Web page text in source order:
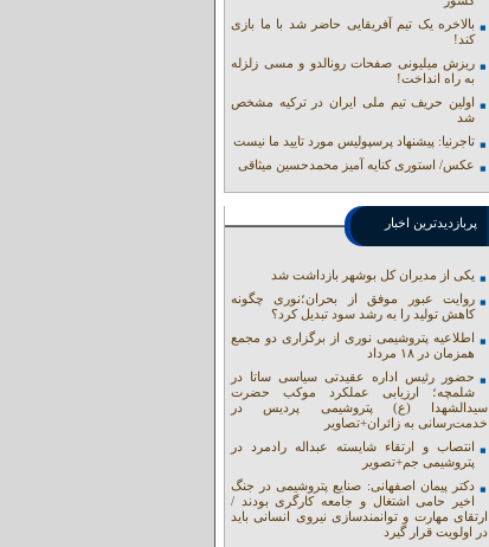
بالاخره یک تیم آفریقایی حاضر شد با ما بازی
کند!
ریزش میلیونی صفحات رونالدو و مسی زلزله
به راه انداخت!
اولین حریف تیم ملی ایران در ترکیه مشخص
شد
تاجرنیا: پیشنهاد پرسپولیس مورد تایید ما نیست
عکس/ استوری کنایه آمیز محمدحسین میثاقی
پربازدیدترین اخبار
یکی از مدیران کل بوشهر بازداشت شد
روایت عبور موفق از بحران؛نوری چگونه
کاهش تولید را به رشد سود تبدیل کرد؟
اطلاعیه پتروشیمی نوری از برگزاری دو مجمع
همزمان در ۱۸ مرداد
حضور رئیس اداره عقیدتی سیاسی ساتا در
شلمچه؛ ارزیابی عملکرد موکب حضرت
سیدالشهدا (ع) پتروشیمی پردیس در
خدمت‌رسانی به زائران+تصاویر
انتصاب و ارتقاء شایسته عبداله رادمرد در
پتروشیمی جم+تصویر
دکتر پیمان اصفهانی: صنایع پتروشیمی در جنگ
اخیر حامی اشتغال و جامعه کارگری بودند /
ارتقای مهارت و توانمندسازی نیروی انسانی باید
در اولویت قرار گیرد